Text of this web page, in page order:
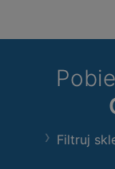
Filtruj